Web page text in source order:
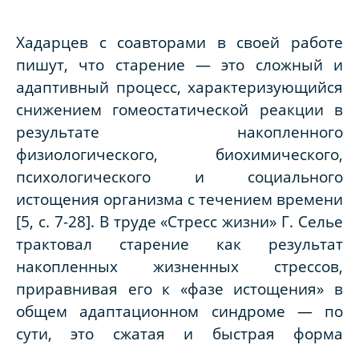
Хадарцев с соавторами в своей работе
пишут, что старение — это сложный и
адаптивный процесс, характеризующийся
снижением гомеостатической реакции в
результате накопленного
физиологического, биохимического,
психологического и социального
истощения организма с течением времени
[5, с. 7-28]. В труде «Стресс жизни» Г. Селье
трактовал старение как результат
накопленных жизненных стрессов,
приравнивая его к «фазе истощения» в
общем адаптационном синдроме — по
сути, это сжатая и быстрая форма